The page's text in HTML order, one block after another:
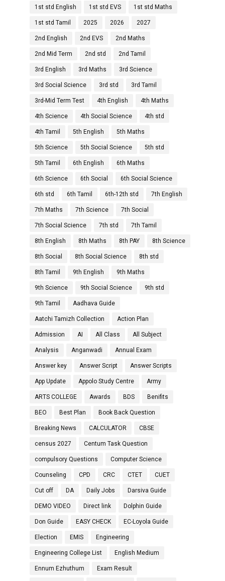
1st std English 1st std EVS 1st std Maths
1st std Tamil 2025 2026 2027
2nd English 2nd EVS 2nd Maths
2nd Mid Term 2nd std 2nd Tamil
3rd English 3rd Maths 3rd Science
3rd Social Science 3rd std 3rd Tamil
3rd-Mid Term Test 4th English 4th Maths
4th Science 4th Social Science 4th std
4th Tamil 5th English 5th Maths
5th Science 5th Social Science 5th std
5th Tamil 6th English 6th Maths
6th Science 6th Social 6th Social Science
6th std 6th Tamil 6th-12th std 7th English
7th Maths 7th Science 7th Social
7th Social Science 7th std 7th Tamil
8th English 8th Maths 8th PAY 8th Science
8th Social 8th Social Science 8th std
8th Tamil 9th English 9th Maths
9th Science 9th Social Science 9th std
9th Tamil Aadhava Guide
Aatchi Tamizh Collection Action Plan
Admission AI All Class All Subject
Analysis Anganwadi Annual Exam
Answer key Answer Script Answer Scripts
App Update Appolo Study Centre Army
ARTS COLLEGE Awards BDS Benifits
BEO Best Plan Book Back Question
Breaking News CALCULATOR CBSE
census 2027 Centum Task Question
compulsory Questions Computer Science
Counseling CPD CRC CTET CUET
Cut off DA Daily Jobs Darsiva Guide
DEMO VIDEO Direct link Dolphin Guide
Don Guide EASY CHECK EC-Loyola Guide
Election EMIS Engineering
Engineering College List English Medium
Ennum Ezhuthum Exam Result